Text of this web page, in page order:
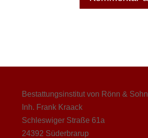
Bestattungsinstitut von Rönn & Sohn
Inh. Frank Kraack
Schleswiger Straße 61a
24392 Süderbrarup